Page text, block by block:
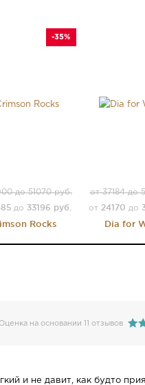
-35%
до 51070 руб.
до 33196 руб.
Rocks
от 37184 до
от 24170 до
Dia for
Оценка на основании 11 отзывов
и не давит, как будто